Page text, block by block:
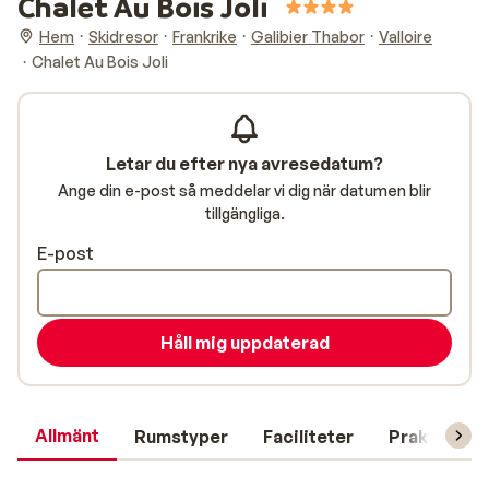
Hem Skidresor Frankrike Galibier Thabor
Valloire
Chalet Au Bois Joli
Allmänt Rumstyper Faciliteter Praktisk
Letar du efter nya avresedatum?
Ange din e-post så meddelar vi dig när datumen blir
tillgängliga.
E-post
Håll mig uppdaterad